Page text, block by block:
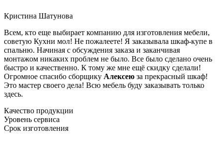
Кристина Шатунова
Всем, кто еще выбирает компанию для изготовления мебели,
советую Кухни мол! Не пожалеете! Я заказывала шкаф-купе в
спальню. Начиная с обсуждения заказа и заканчивая
монтажом никаких проблем не было. Все было сделано очень
быстро и качественно. К тому же мне ещё скидку сделали!
Огромное спасибо сборщику Алексею за прекрасный шкаф!
Это мастер своего дела! Всю мебель буду заказывать только
здесь.
Качество продукции
Уровень сервиса
Срок изготовления